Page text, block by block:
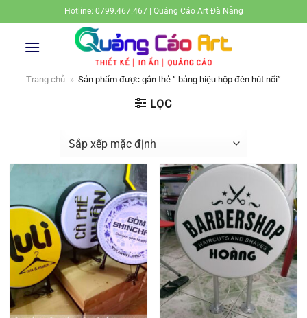
qua
Hotline: 0799.467.467 | Quảng Cáo Art Đà Nẵng
Trang chủ » Sản phẩm được gắn thẻ “ bảng hiệu hộp đèn hút nổi”
LỌC